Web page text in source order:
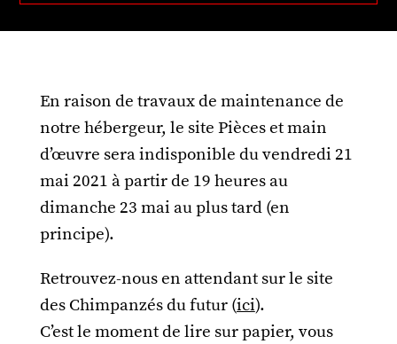
En raison de travaux de maintenance de
notre hébergeur, le site Pièces et main
d’œuvre sera indisponible du vendredi 21
mai 2021 à partir de 19 heures au
dimanche 23 mai au plus tard (en
principe).
Retrouvez-nous en attendant sur le site
des Chimpanzés du futur (ici).
C’est le moment de lire sur papier, vous